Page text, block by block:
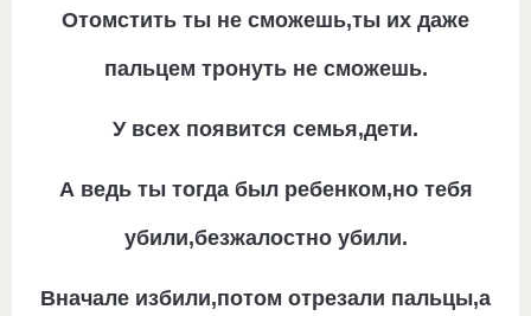
Отомстить ты не сможешь,ты их даже
пальцем тронуть не сможешь.
У всех появится семья,дети.
А ведь ты тогда был ребенком,но тебя
убили,безжалостно убили.
Вначале избили,потом отрезали пальцы,а